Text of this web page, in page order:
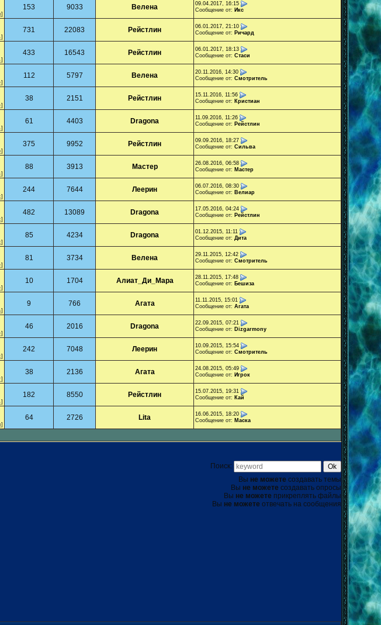
]
153 9033 Велена
09.04.2017, 16:15
Сообщение от: Икс
]
731 22083 Рейстлин
06.01.2017, 21:10
Сообщение от: Ричард
]
433 16543 Рейстлин
06.01.2017, 18:13
Сообщение от: Стаси
]
112 5797 Велена
20.11.2016, 14:30
Сообщение от: Смотритель
]
38 2151 Рейстлин
15.11.2016, 11:56
Сообщение от: Кристиан
]
61 4403 Dragona
11.09.2016, 11:26
Сообщение от: Рейстлин
]
375 9952 Рейстлин
09.09.2016, 18:27
Сообщение от: Сильва
]
88 3913 Мастер
26.08.2016, 06:58
Сообщение от: Мастер
]
244 7644 Леерин
06.07.2016, 08:30
Сообщение от: Велиар
]
482 13089 Dragona
17.05.2016, 04:24
Сообщение от: Рейстлин
]
85 4234 Dragona
01.12.2015, 11:11
Сообщение от: Дита
]
81 3734 Велена
29.11.2015, 12:42
Сообщение от: Смотритель
]
10 1704 Алиат_Ди_Мара
28.11.2015, 17:48
Сообщение от: Бешиза
]
9 766 Агата
11.11.2015, 15:01
Сообщение от: Агата
]
46 2016 Dragona
22.09.2015, 07:21
Сообщение от: Dizgarmony
]
242 7048 Леерин
10.09.2015, 15:54
Сообщение от: Смотритель
]
38 2136 Агата
24.08.2015, 05:49
Сообщение от: Игрок
]
182 8550 Рейстлин
15.07.2015, 19:31
Сообщение от: Кай
]
64 2726 Lita
16.06.2015, 18:20
Сообщение от: Маска
Поиск:
Вы не можете создавать темы
Вы не можете создавать опросы
Вы не можете прикреплять файлы
Вы не можете отвечать на сообщения